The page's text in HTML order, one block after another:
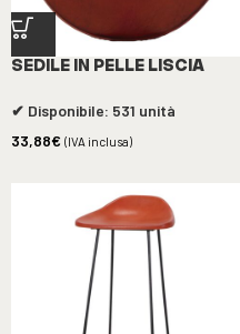
SEDILE IN PELLE LISCIA
✔ Disponibile: 531 unità
33,88€ (IVA inclusa)